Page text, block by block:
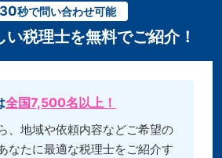
秒で問い合わせ可能
税理士を無料でご紹介！
全国7,500名以上！
、地域や依頼内容などご希望の
なたに最適な税理士をご紹介す